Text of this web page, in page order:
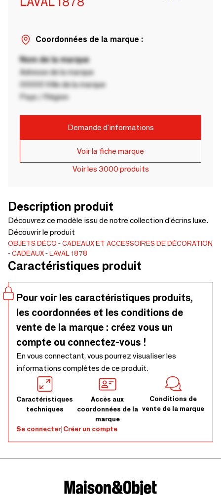
Coordonnées de la marque :
Nom de la marque
Adresse de la marque
00000 Ville de la marque
Pays / Région
Demande d'informations
Voir la fiche marque
Voir les 3000 produits
Description produit
Découvrez ce modèle issu de notre collection d'écrins luxe.
Découvrir le produit
OBJETS DÉCO
CADEAUX ET ACCESSOIRES DE DÉCORATION
CADEAUX
LAVAL 1878
Caractéristiques produit
Pour voir les caractéristiques produits,
les coordonnées et les conditions de
vente de la marque : créez vous un
compte ou connectez-vous !
En vous connectant, vous pourrez visualiser les
informations complètes de ce produit.
Caractéristiques
techniques
Accès aux
coordonnées de la
marque
Conditions de
vente de la marque
Se connecter|Créer un compte